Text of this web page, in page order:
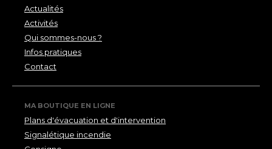
Actualités
Activités
Qui sommes-nous ?
Infos pratiques
Contact
MA BOUTIQUE EN LIGNE
Plans d'évacuation et d'intervention
Signalétique incendie